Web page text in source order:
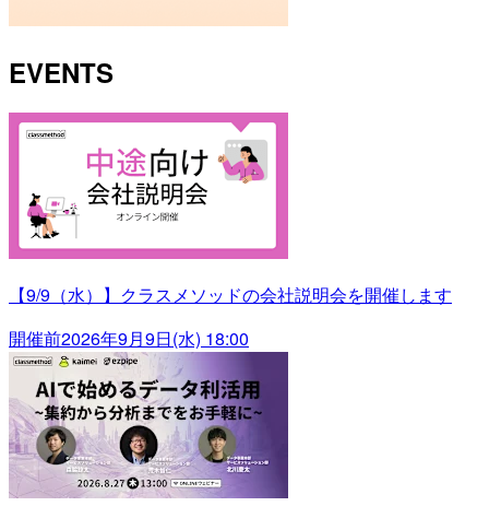
EVENTS
【9/9（水）】クラスメソッドの会社説明会を開催します
開催前2026年9月9日(水) 18:00